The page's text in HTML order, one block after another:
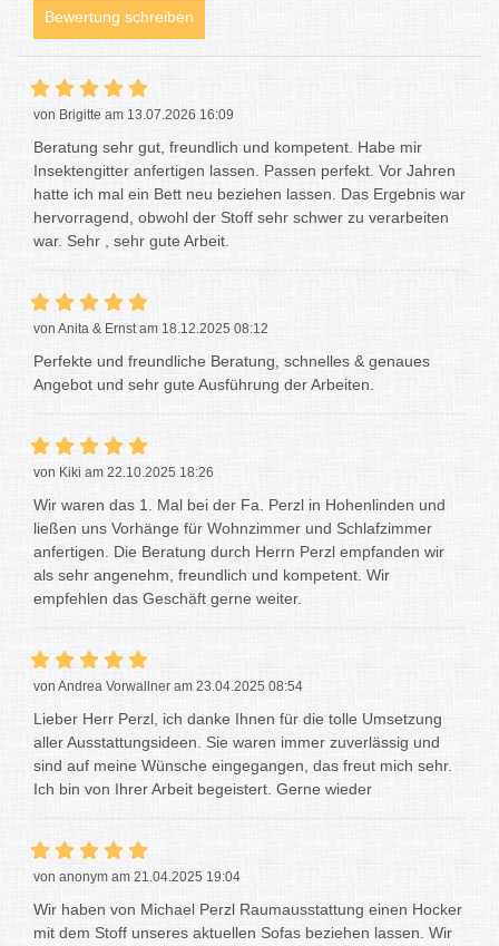
Bewertung schreiben
von Brigitte am 13.07.2026 16:09
Beratung sehr gut, freundlich und kompetent. Habe mir
Insektengitter anfertigen lassen. Passen perfekt. Vor Jahren
hatte ich mal ein Bett neu beziehen lassen. Das Ergebnis war
hervorragend, obwohl der Stoff sehr schwer zu verarbeiten
war. Sehr , sehr gute Arbeit.
von Anita & Ernst am 18.12.2025 08:12
Perfekte und freundliche Beratung, schnelles & genaues
Angebot und sehr gute Ausführung der Arbeiten.
von Kiki am 22.10.2025 18:26
Wir waren das 1. Mal bei der Fa. Perzl in Hohenlinden und
ließen uns Vorhänge für Wohnzimmer und Schlafzimmer
anfertigen. Die Beratung durch Herrn Perzl empfanden wir
als sehr angenehm, freundlich und kompetent. Wir
empfehlen das Geschäft gerne weiter.
von Andrea Vorwallner am 23.04.2025 08:54
Lieber Herr Perzl, ich danke Ihnen für die tolle Umsetzung
aller Ausstattungsideen. Sie waren immer zuverlässig und
sind auf meine Wünsche eingegangen, das freut mich sehr.
Ich bin von Ihrer Arbeit begeistert. Gerne wieder
von anonym am 21.04.2025 19:04
Wir haben von Michael Perzl Raumausstattung einen Hocker
mit dem Stoff unseres aktuellen Sofas beziehen lassen. Wir